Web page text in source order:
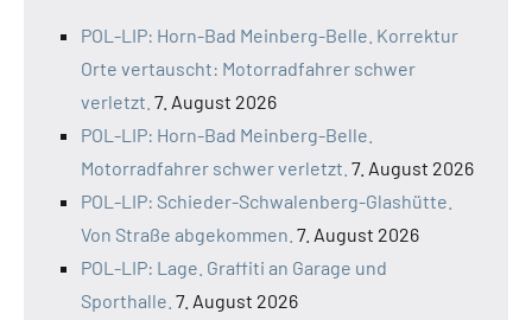
POL-LIP: Horn-Bad Meinberg-Belle. Korrektur
Orte vertauscht: Motorradfahrer schwer
verletzt. 7. August 2026
POL-LIP: Horn-Bad Meinberg-Belle.
Motorradfahrer schwer verletzt. 7. August 2026
POL-LIP: Schieder-Schwalenberg-Glashütte.
Von Straße abgekommen. 7. August 2026
POL-LIP: Lage. Graffiti an Garage und
Sporthalle. 7. August 2026